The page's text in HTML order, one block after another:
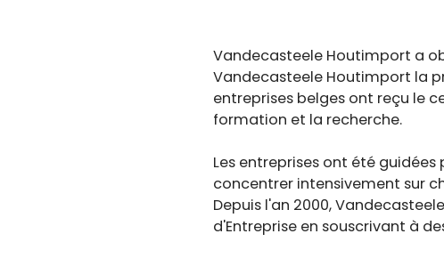
Vandecasteele Houtimport a
Vandecasteele Houtimport la
entreprises belges ont reçu le
formation et la recherche.
Les entreprises ont été
concentrer intensivement sur
Depuis l'an 2000,
d'Entreprise en souscrivant à